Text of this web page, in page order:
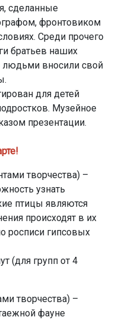
сделанные
фронтовиком
Среди прочего
братьев наших
людьми вносили свой
для детей
Музейное
презентации.
творчества) –
узнать
птицы являются
происходят в их
росписи гипсовых
(для групп от 4
творчества) –
фауне